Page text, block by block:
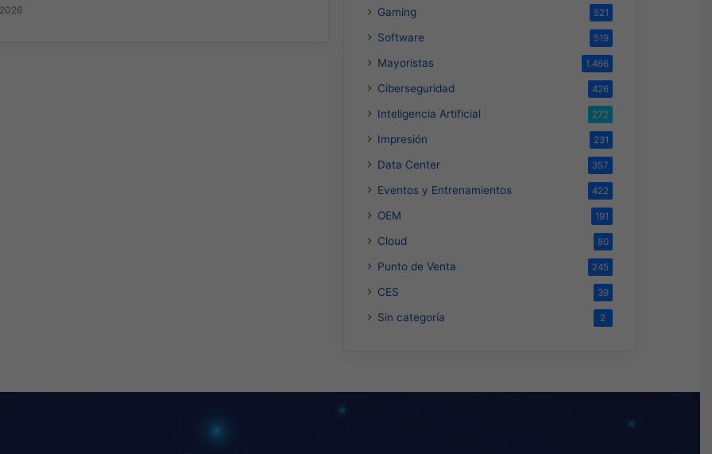
Gaming 521
Software 519
Mayoristas 1.466
Ciberseguridad 426
Inteligencia Artificial 272
Impresión 231
Data Center 357
Eventos y Entrenamientos 422
OEM 191
Cloud 80
Punto de Venta 245
CES 39
Sin categoría 2